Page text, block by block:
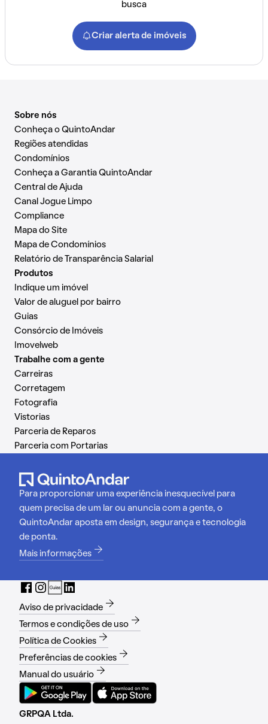
busca
Criar alerta de imóveis
Sobre nós
Conheça o QuintoAndar
Regiões atendidas
Condomínios
Conheça a Garantia QuintoAndar
Central de Ajuda
Canal Jogue Limpo
Compliance
Mapa do Site
Mapa de Condomínios
Relatório de Transparência Salarial
Produtos
Indique um imóvel
Valor de aluguel por bairro
Guias
Consórcio de Imóveis
Imovelweb
Trabalhe com a gente
Carreiras
Corretagem
Fotografia
Vistorias
Parceria de Reparos
Parceria com Portarias
Para proporcionar uma experiência inesquecível para
quem precisa de um lar ou anuncia com a gente, o
QuintoAndar aposta em design, segurança e tecnologia
de ponta.
Mais informações
Aviso de privacidade
Termos e condições de uso
Política de Cookies
Preferências de cookies
Manual do usuário
GRPQA Ltda.